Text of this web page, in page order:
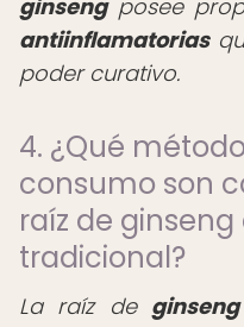
ginsengposee
antiinflamatorias
poder curativo.
4. ¿Qué
consumo son
raíz de
tradicional?
La raíz de ginseng